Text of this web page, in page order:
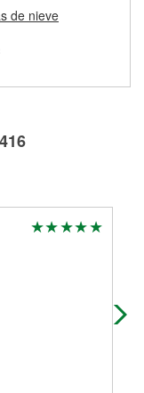
de
si pueden
o discos no
a encontrar las
de nieve